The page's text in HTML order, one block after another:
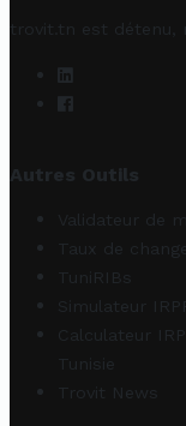
trovit.tn est détenu,
Autres Outils
Validateur de
Taux de
TuniRIBs
Simulateur
Calculateur
Tunisie
Trovit News